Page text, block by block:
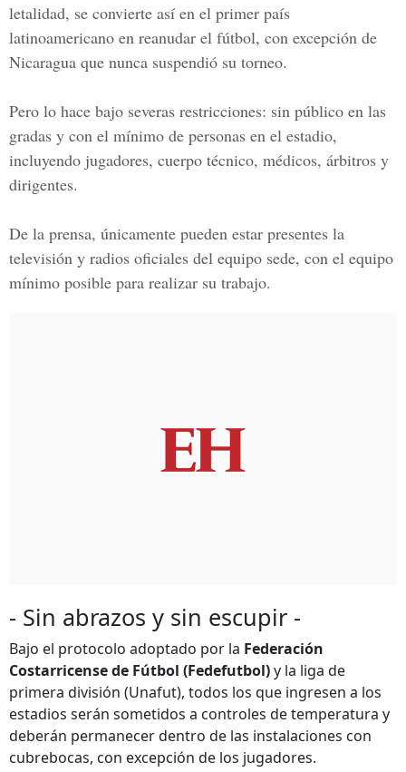
letalidad, se convierte así en el primer país
latinoamericano en reanudar el fútbol, con excepción de
Nicaragua que nunca suspendió su torneo.
Pero lo hace bajo severas restricciones: sin público en las
gradas y con el mínimo de personas en el estadio,
incluyendo jugadores, cuerpo técnico, médicos, árbitros y
dirigentes.
De la prensa, únicamente pueden estar presentes la
televisión y radios oficiales del equipo sede, con el equipo
mínimo posible para realizar su trabajo.
- Sin abrazos y sin escupir -
Bajo el protocolo adoptado por la Federación
Costarricense de Fútbol (Fedefutbol)y la liga de
primera división (Unafut), todos los que ingresen a los
estadios serán sometidos a controles de temperatura y
deberán permanecer dentro de las instalaciones con
cubrebocas, con excepción de los jugadores.